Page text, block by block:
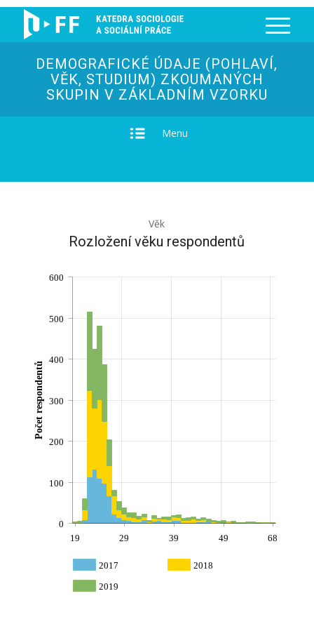
DEMOGRAFICKÉ ÚDAJE (POHLAVÍ,
VĚK, STUDIUM) ZKOUMANÝCH
SKUPIN V ZÁKLADNÍM VZORKU
Menu
Věk
Rozložení věku respondentů
19 29 39 49 68
0
100
200
300
400
500
600
Počet respondentů
2017
2018
2019